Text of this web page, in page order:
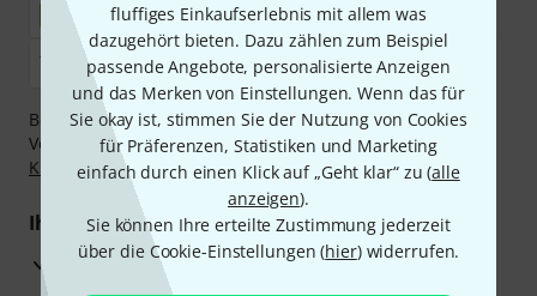
fluffiges Einkaufserlebnis mit allem was
dazugehört bieten. Dazu zählen zum Beispiel
passende Angebote, personalisierte Anzeigen
und das Merken von Einstellungen. Wenn das für
Sie okay ist, stimmen Sie der Nutzung von Cookies
für Präferenzen, Statistiken und Marketing
einfach durch einen Klick auf „Geht klar“ zu (alle
anzeigen).
Sie können Ihre erteilte Zustimmung jederzeit
über die Cookie-Einstellungen (hier) widerrufen.
Bezahlen Sie vertraulich und sicher per Nachnahme,
Vorkasse, PayPal, Amazon Pay,Klarna Sofort bezahlen
Klarna Ratenzahlungoder Kreditkarte.
Ihre Vorteile
3 Jahre Thomann Garantie